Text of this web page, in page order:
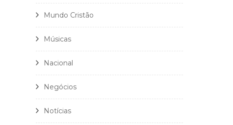
Mundo Cristão
Músicas
Nacional
Negócios
Notícias